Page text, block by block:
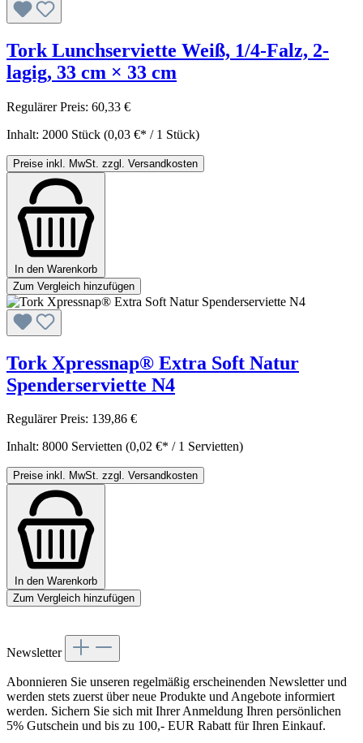
Tork Lunchserviette Weiß, 1/4-Falz, 2-
lagig, 33 cm × 33 cm
Regulärer Preis: 60,33 €
Inhalt: 2000 Stück (0,03 €* / 1 Stück)
Preise inkl. MwSt. zzgl. Versandkosten
In den Warenkorb
Zum Vergleich hinzufügen
Tork Xpressnap® Extra Soft Natur
Spenderserviette N4
Regulärer Preis: 139,86 €
Inhalt: 8000 Servietten (0,02 €* / 1 Servietten)
Preise inkl. MwSt. zzgl. Versandkosten
In den Warenkorb
Zum Vergleich hinzufügen
Newsletter
Abonnieren Sie unseren regelmäßig erscheinenden Newsletter und
werden stets zuerst über neue Produkte und Angebote informiert
werden. Sichern Sie sich mit Ihrer Anmeldung Ihren persönlichen
5% Gutschein und bis zu 100,- EUR Rabatt für Ihren Einkauf.